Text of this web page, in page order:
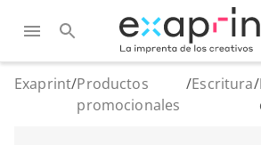
Exaprint/Productos
promocionales
/Escritura/